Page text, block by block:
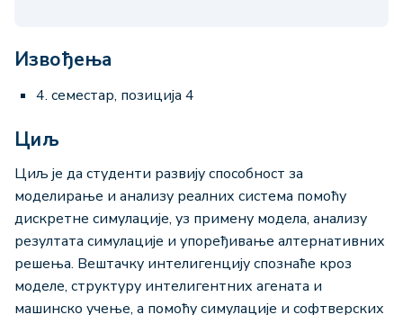
Извођења
4. семестар, позиција 4
Циљ
Циљ је да студенти развију способност за
моделирање и анализу реалних система помоћу
дискретне симулације, уз примену модела, анализу
резултата симулације и упоређивање алтернативних
решења. Вештачку интелигенцију спознаће кроз
моделе, структуру интелигентних агената и
машинско учење, а помоћу симулације и софтверских